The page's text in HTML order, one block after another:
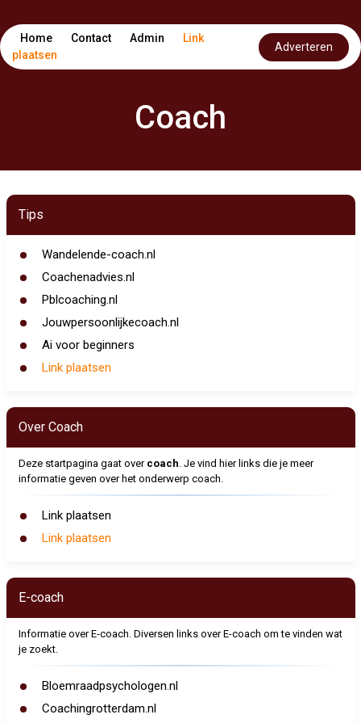
Home Contact Admin
Link
plaatsen
Adverteren
Coach
Tips
Wandelende-coach.nl
Coachenadvies.nl
Pblcoaching.nl
Jouwpersoonlijkecoach.nl
Ai voor beginners
Link plaatsen
Over Coach
Deze startpagina gaat over coach. Je vind hier links die je meer
informatie geven over het onderwerp coach.
Link plaatsen
Link plaatsen
E-coach
Informatie over E-coach. Diversen links over E-coach om te vinden wat
je zoekt.
Bloemraadpsychologen.nl
Coachingrotterdam.nl